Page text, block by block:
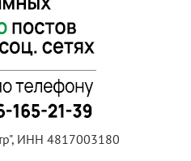
ИНН 4817003180